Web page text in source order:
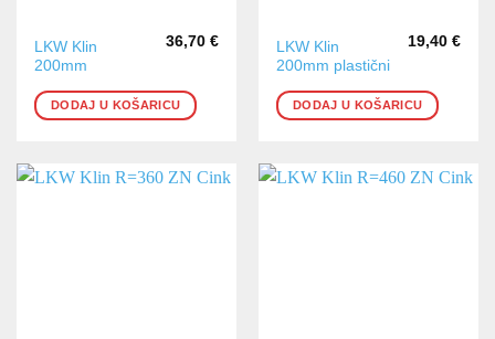
LKW Klin
200mm
36,70 €
DODAJ U KOŠARICU
LKW Klin
200mm plastični
19,40 €
DODAJ U KOŠARICU